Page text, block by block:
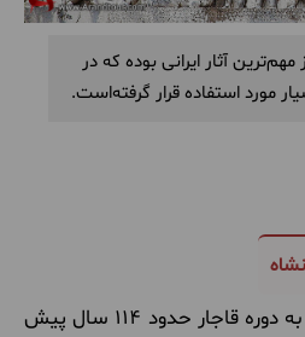
آثار ایرانی بوده که در
مورد استفاده قرار گرفته‌است.
به دوره قاجار حدود 114 سال پیش